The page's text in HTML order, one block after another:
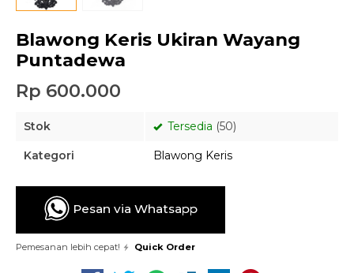
Blawong Keris Ukiran Wayang
Puntadewa
Rp 600.000
Stok Tersedia (50)
Kategori Blawong Keris
Pesan via Whatsapp
Pemesanan lebih cepat! Quick Order